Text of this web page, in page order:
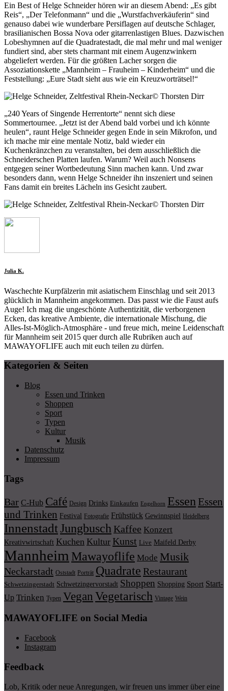
Ein Best of Helge Schneider hören wir an diesem Abend: „Es gibt
Reis“, „Der Telefonmann“ und die „Wurstfachverkäuferin“ sind
genauso dabei wie wunderbare Persiflagen auf deutsche Schlager,
brasilianischen Bossa Nova oder gitarrenlastigen Blues. Dazwischen
Lobeshymnen auf die Quadratestadt, die mal mehr und mal weniger
fundiert sind, aber stets charmant mit einem Augenzwinkern
abgeliefert werden. Für die größten Lacher sorgen die
Assoziationskette „Mannheim – Frauheim – Kinderheim“ und die
Feststellung: „Eure Stadt sieht aus wie ein Kreuzworträtsel!“
© Thorsten Dirr
„240 Years of Singende Herrentorte“ nennt sich diese
Sommertournee. „Jetzt ist der Abend bald vorbei und ich könnte
heulen“, raunt Helge Schneider gegen Ende in sein Mikrofon, und
ich mache mir eine mentale Notiz, bald wieder ein
Kuchenkränzchen zu veranstalten, bei dem ausschließlich die
Schneiderschen Platten laufen. Warum? Weil auch Nonsens
entgegen seiner Wortbedeutung Sinn machen kann. Und zwar
besonders dann, wenn Helge Schneider ihn inszeniert und seinen
Fans damit ein breites Lächeln ins Gesicht zaubert.
© Thorsten Dirr
Julia K.
Waschechte Kurpfälzerin mit asiatischem Einschlag und seit 2013
glücklich in Mannheim angekommen. Das passt wie die Faust aufs
Auge! Ich mag die ungeschönte Authentizität, die verborgenen
Ecken, das kreative Ambiente, die internationale Mischung, die
Alles-Ist-Möglich-Atmosphäre - und freue mich, meine Leidenschaft
für Mannheim seit 2015 quer durch alle Rubriken auch auf
MAWAYOFLIFE auch mit euch teilen zu dürfen.
Kategorien & Seiten
Blog
Essen und Trinken
Shoppen
Sport
Typen
Kultur
Musik
Datenschutz
Impressum
Tags
Bar C-Hub Café Design Drinks Einkaufen Engelhorn Essen Essen
und Trinken Festival Fotografie Frühstück Gewinnspiel Heidelberg
InnenstadtJungbusch Kaffee Konzert
Kreativwirtschaft Kuchen Kultur Kunst Live Maifeld Derby
Mannheim Mawayoflife Mode Musik
Neckarstadt Oststadt Porträt Quadrate Restaurant
Schwetzingerstadt Schwetzingervorstadt Shoppen Shopping Sport Start-
Up Trinken Typen Vegan Vegetarisch Vintage Wein
MAWAYOFLIFE on Social Media
Facebook
Instagram
Feedback
Lob, Kritik oder neue Anregungen, wir freuen uns immer über eine